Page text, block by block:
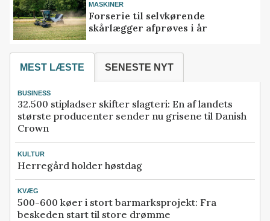
MASKINER
Forserie til selvkørende
skårlægger afprøves i år
MEST LÆSTE SENESTE NYT
BUSINESS
32.500 stipladser skifter slagteri: En af landets
største producenter sender nu grisene til Danish
Crown
KULTUR
Herregård holder høstdag
KVÆG
500-600 køer i stort barmarksprojekt: Fra
beskeden start til store drømme